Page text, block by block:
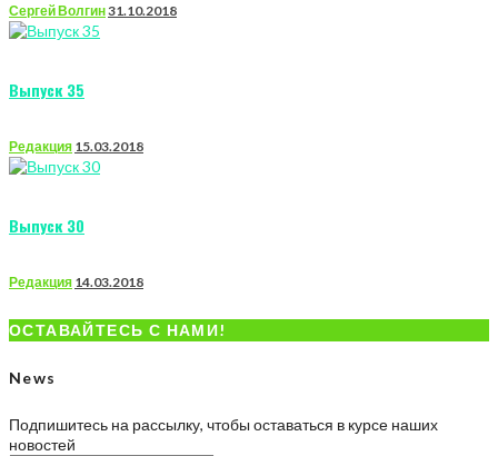
Сергей Волгин31.10.2018
Выпуск 35
Редакция 15.03.2018
Выпуск 30
Редакция 14.03.2018
ОСТАВАЙТЕСЬ С НАМИ!
News
Подпишитесь на рассылку, чтобы оставаться в курсе наших
новостей